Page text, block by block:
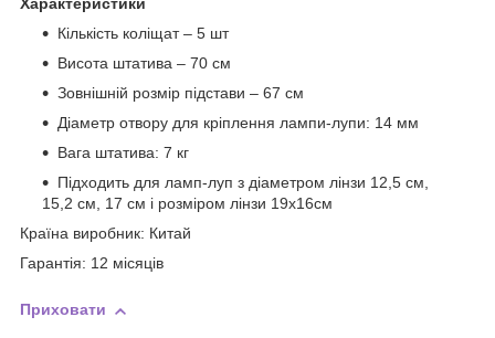
Характеристики
Кількість коліщат – 5 шт
Висота штатива – 70 см
Зовнішній розмір підстави – 67 см
Діаметр отвору для кріплення лампи-лупи: 14 мм
Вага штатива: 7 кг
Підходить для ламп-луп з діаметром лінзи 12,5 см,
15,2 см, 17 см і розміром лінзи 19х16см
Країна виробник: Китай
Гарантія: 12 місяців
Приховати